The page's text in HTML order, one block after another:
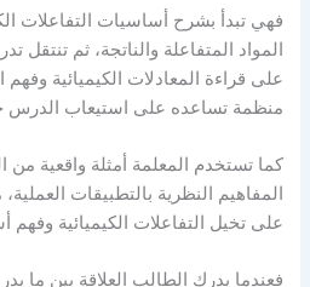
فهي تبدأ بشرح أساسيات التفاعلات
المواد المتفاعلة والناتجة، ثم تنتقل
على قراءة المعادلات الكيميائية
منظمة تساعده على استيعاب
كما تستخدم المعلمة أمثلة واقعية من
المفاهيم النظرية بالتطبيقات
على تخيل التفاعلات الكيميائية وفهم
فعندما يدرك الطالب العلاقة بين ما